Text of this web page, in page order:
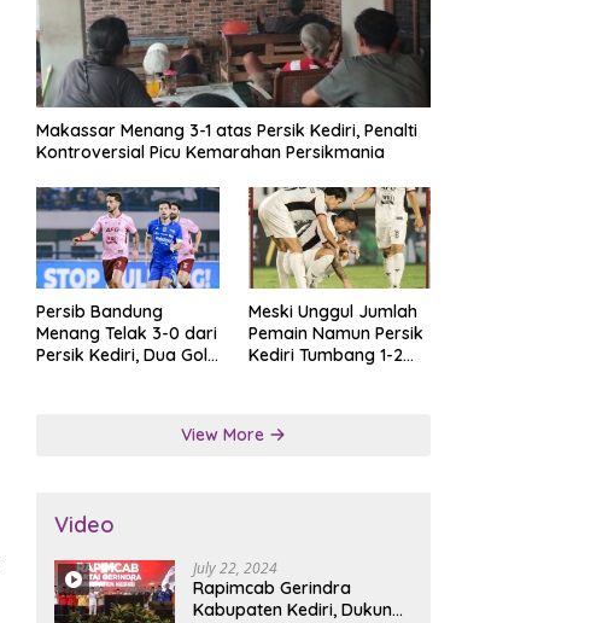
Makassar Menang 3-1 atas Persik Kediri, Penalti
Kontroversial Picu Kemarahan Persikmania
Persib Bandung
Menang Telak 3-0 dari
Persik Kediri, Dua Gol
Meski Unggul Jumlah
Pemain Namun Persik
Kediri Tumbang 1-2
View More
Video
July 22, 2024
Rapimcab Gerindra
Kabupaten Kediri, Dukung